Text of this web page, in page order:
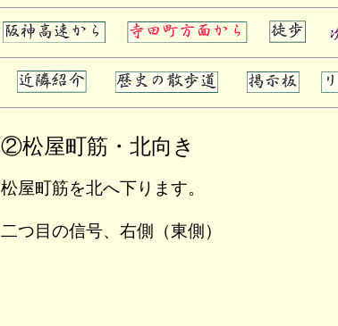
②松屋町筋・北向き
松屋町筋を北へ下ります。
二つ目の信号、右側（東側）